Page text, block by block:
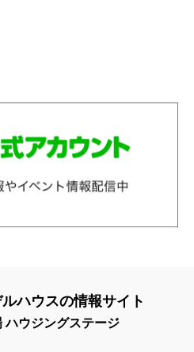
ハウスの情報サイト
ハウジングステージ